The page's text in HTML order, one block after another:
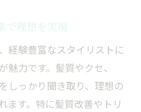
で理想を実現
経験豊富なスタイリストに
力です。髪質やクセ、
しっかり聞き取り、理想の
ます。特に髪質改善やトリ